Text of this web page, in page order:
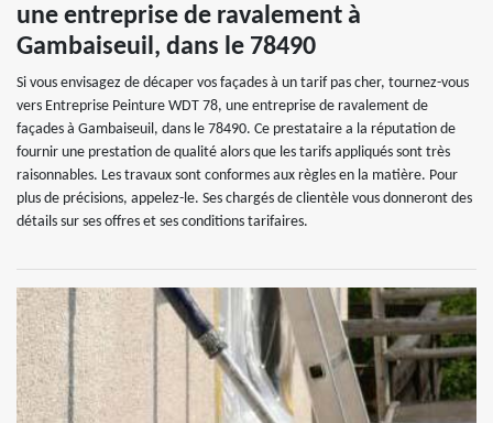
une entreprise de ravalement à
Gambaiseuil, dans le 78490
Si vous envisagez de décaper vos façades à un tarif pas cher, tournez-vous
vers Entreprise Peinture WDT 78, une entreprise de ravalement de
façades à Gambaiseuil, dans le 78490. Ce prestataire a la réputation de
fournir une prestation de qualité alors que les tarifs appliqués sont très
raisonnables. Les travaux sont conformes aux règles en la matière. Pour
plus de précisions, appelez-le. Ses chargés de clientèle vous donneront des
détails sur ses offres et ses conditions tarifaires.